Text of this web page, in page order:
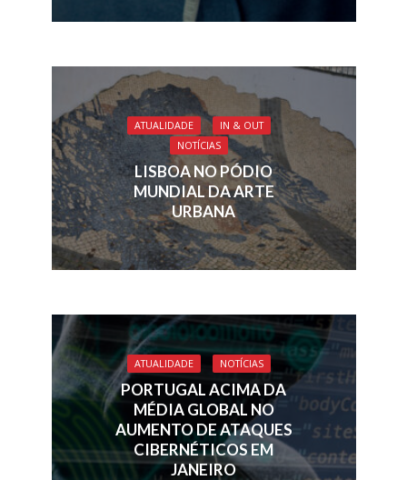
ATUALIDADE
IN & OUT
NOTÍCIAS
LISBOA NO PÓDIO
MUNDIAL DA ARTE
URBANA
ATUALIDADE NOTÍCIAS
PORTUGAL ACIMA DA
MÉDIA GLOBAL NO
AUMENTO DE ATAQUES
CIBERNÉTICOS EM
JANEIRO